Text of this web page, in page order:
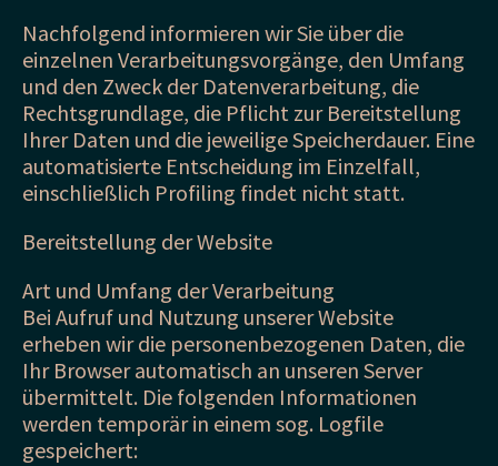
Nachfolgend informieren wir Sie über die
einzelnen Verarbeitungsvorgänge, den Umfang
und den Zweck der Datenverarbeitung, die
Rechtsgrundlage, die Pflicht zur Bereitstellung
Ihrer Daten und die jeweilige Speicherdauer. Eine
automatisierte Entscheidung im Einzelfall,
einschließlich Profiling findet nicht statt.
Bereitstellung der Website
Art und Umfang der Verarbeitung
Bei Aufruf und Nutzung unserer Website
erheben wir die personenbezogenen Daten, die
Ihr Browser automatisch an unseren Server
übermittelt. Die folgenden Informationen
werden temporär in einem sog. Logfile
gespeichert: